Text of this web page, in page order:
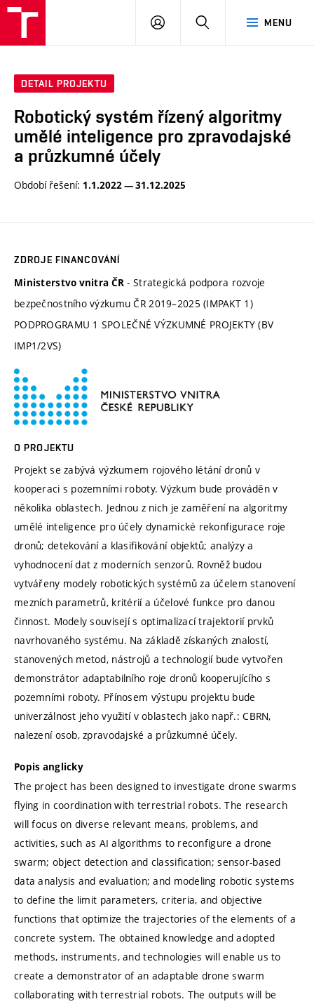
MENU
PŘIHLÁSIT
DETAIL PROJEKTU
Robotický systém řízený algoritmy
umělé inteligence pro zpravodajské
a průzkumné účely
Období řešení: 1.1.2022 — 31.12.2025
ZDROJE FINANCOVÁNÍ
Ministerstvo vnitra ČR - Strategická podpora rozvoje
bezpečnostního výzkumu ČR 2019–2025 (IMPAKT 1)
PODPROGRAMU 1 SPOLEČNÉ VÝZKUMNÉ PROJEKTY (BV
IMP1/2VS)
O PROJEKTU
Projekt se zabývá výzkumem rojového létání dronů v
kooperaci s pozemními roboty. Výzkum bude prováděn v
několika oblastech. Jednou z nich je zaměření na algoritmy
umělé inteligence pro účely dynamické rekonfigurace roje
dronů; detekování a klasifikování objektů; analýzy a
vyhodnocení dat z moderních senzorů. Rovněž budou
vytvářeny modely robotických systémů za účelem stanovení
mezních parametrů, kritérií a účelové funkce pro danou
činnost. Modely souvisejí s optimalizací trajektorií prvků
navrhovaného systému. Na základě získaných znalostí,
stanovených metod, nástrojů a technologií bude vytvořen
demonstrátor adaptabilního roje dronů kooperujícího s
pozemními roboty. Přínosem výstupu projektu bude
univerzálnost jeho využití v oblastech jako např.: CBRN,
nalezení osob, zpravodajské a průzkumné účely.
Popis anglicky
The project has been designed to investigate drone swarms
flying in coordination with terrestrial robots. The research
will focus on diverse relevant means, problems, and
activities, such as AI algorithms to reconfigure a drone
swarm; object detection and classification; sensor-based
data analysis and evaluation; and modeling robotic systems
to define the limit parameters, criteria, and objective
functions that optimize the trajectories of the elements of a
concrete system. The obtained knowledge and adopted
methods, instruments, and technologies will enable us to
create a demonstrator of an adaptable drone swarm
collaborating with terrestrial robots. The outputs will be